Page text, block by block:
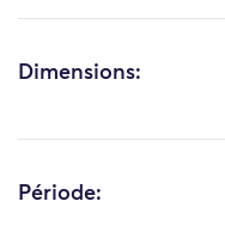
Dimensions:
Période: